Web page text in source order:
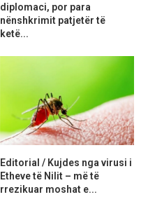
diplomaci, por para
nënshkrimit patjetër të
ketë...
Editorial / Kujdes nga virusi i
Etheve të Nilit – më të
rrezikuar moshat e...